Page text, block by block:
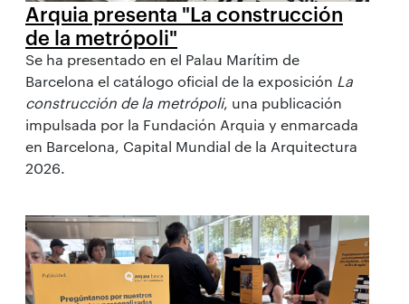
Arquia presenta "La construcción
de la metrópoli"
Se ha presentado en el Palau Marítim de
Barcelona el catálogo oficial de la exposición La
construcción de la metrópoli, una publicación
impulsada por la Fundación Arquia y enmarcada
en Barcelona, Capital Mundial de la Arquitectura
2026.